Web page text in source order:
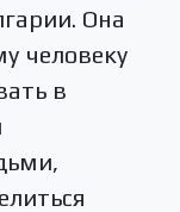
Она
человеку
в